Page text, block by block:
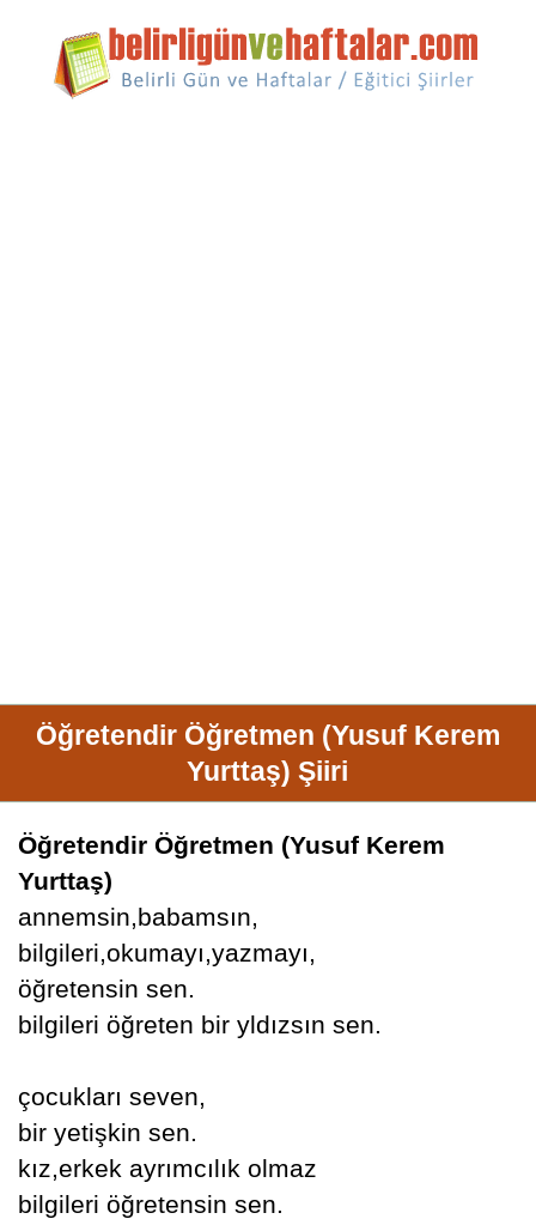
Öğretendir Öğretmen (Yusuf Kerem
Yurttaş) Şiiri
Öğretendir Öğretmen (Yusuf Kerem
Yurttaş)
annemsin,babamsın,
bilgileri,okumayı,yazmayı,
öğretensin sen.
bilgileri öğreten bir yldızsın sen.
çocukları seven,
bir yetişkin sen.
kız,erkek ayrımcılık olmaz
bilgileri öğretensin sen.